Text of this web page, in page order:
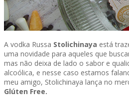
A vodka Russa Stolichinaya está
uma novidade para aqueles que
mas não deixa de lado o sabor e
alcoólica, e nesse caso estamos
meu amigo, Stolichinaya lança no
Glúten Free.